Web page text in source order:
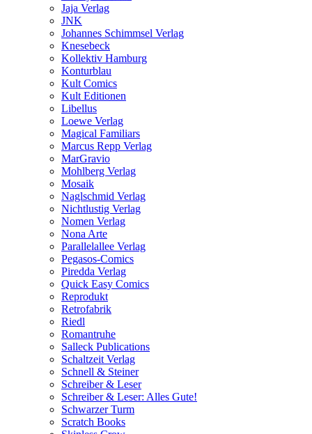
Jaja Verlag
JNK
Johannes Schimmsel Verlag
Knesebeck
Kollektiv Hamburg
Konturblau
Kult Comics
Kult Editionen
Libellus
Loewe Verlag
Magical Familiars
Marcus Repp Verlag
MarGravio
Mohlberg Verlag
Mosaik
Naglschmid Verlag
Nichtlustig Verlag
Nomen Verlag
Nona Arte
Parallelallee Verlag
Pegasos-Comics
Piredda Verlag
Quick Easy Comics
Reprodukt
Retrofabrik
Riedl
Romantruhe
Salleck Publications
Schaltzeit Verlag
Schnell & Steiner
Schreiber & Leser
Schreiber & Leser: Alles Gute!
Schwarzer Turm
Scratch Books